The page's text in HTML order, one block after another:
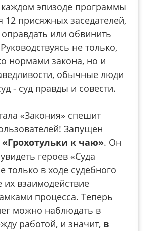
каждом эпизоде программы
12 присяжных заседателей,
или обвинить
не только,
нормами закона, но и
обычные люди
- суд правды и совести.
«Закония» спешит
Запущен
«Грохотульки к чаю». Он
героев «Суда
только в ходе судебного
их взаимодействие
процесса. Теперь
можно наблюдать в
работой, и значит, в